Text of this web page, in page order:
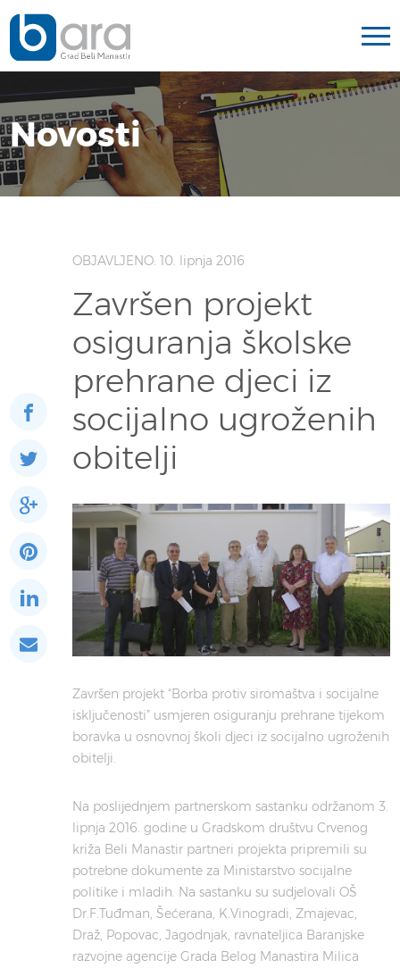
Novosti
OBJAVLJENO: 10. lipnja 2016
Završen projekt
osiguranja školske
prehrane djeci iz
socijalno ugroženih
obitelji
Završen projekt “Borba protiv siromaštva i socijalne
isključenosti” usmjeren osiguranju prehrane tijekom
boravka u osnovnoj školi djeci iz socijalno ugroženih
obitelji.
Na poslijednjem partnerskom sastanku održanom 3.
lipnja 2016. godine u Gradskom društvu Crvenog
križa Beli Manastir partneri projekta pripremili su
potrebne dokumente za Ministarstvo socijalne
politike i mladih. Na sastanku su sudjelovali OŠ
Dr.F.Tuđman, Šećerana, K.Vinogradi, Zmajevac,
Draž, Popovac, Jagodnjak, ravnateljica Baranjske
razvojne agencije Grada Belog Manastira Milica